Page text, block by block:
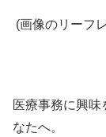
(画像のリーフ
医療事務に興
なたへ。